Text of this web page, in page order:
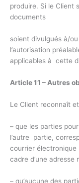
produire. Si le Client
documents
soient divulgués à/
l’autorisation
applicables à cette
Article 11 – Autres
Le Client reconnaît
– que les parties
l’autre partie,
courrier
cadre d’une
– qu’aucune des